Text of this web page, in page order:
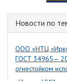
Новости по
ООО «НТЦ
ГОСТ 34965—
огнестойком